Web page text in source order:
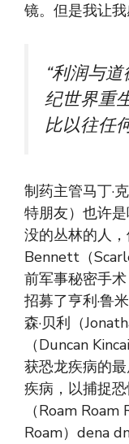
镜。但是我让我
“利润与
纪世界重
比以往任
制药主管马丁·
特朋友）也许
没的丛林的人
Bennett（
前军事秘密手
招募了亨利·鲁
森·贝利（
（Duncan
获恐龙疾病的
疾病，以捕捉
（Roam
Roam）dena